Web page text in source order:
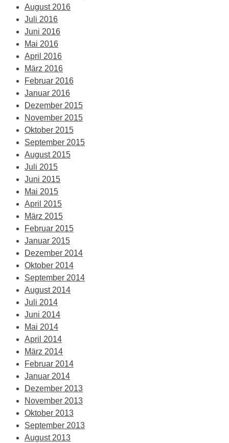
August 2016
Juli 2016
Juni 2016
Mai 2016
April 2016
März 2016
Februar 2016
Januar 2016
Dezember 2015
November 2015
Oktober 2015
September 2015
August 2015
Juli 2015
Juni 2015
Mai 2015
April 2015
März 2015
Februar 2015
Januar 2015
Dezember 2014
Oktober 2014
September 2014
August 2014
Juli 2014
Juni 2014
Mai 2014
April 2014
März 2014
Februar 2014
Januar 2014
Dezember 2013
November 2013
Oktober 2013
September 2013
August 2013